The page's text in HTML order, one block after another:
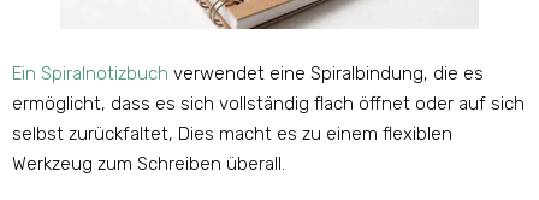
Ein Spiralnotizbuch verwendet eine Spiralbindung, die es
ermöglicht, dass es sich vollständig flach öffnet oder auf sich
selbst zurückfaltet, Dies macht es zu einem flexiblen
Werkzeug zum Schreiben überall.